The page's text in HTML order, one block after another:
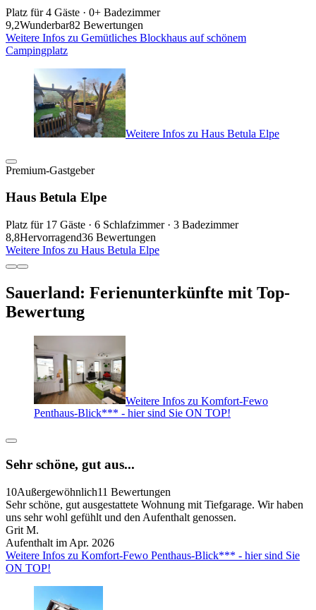
Platz für 4 Gäste · 0+ Badezimmer
9,2Wunderbar82 Bewertungen
Weitere Infos zu Gemütliches Blockhaus auf schönem
Campingplatz
Weitere Infos zu Haus Betula Elpe
Premium-Gastgeber
Haus Betula Elpe
Platz für 17 Gäste · 6 Schlafzimmer · 3 Badezimmer
8,8Hervorragend36 Bewertungen
Weitere Infos zu Haus Betula Elpe
Sauerland: Ferienunterkünfte mit Top-
Bewertung
Weitere Infos zu Komfort-Fewo
Penthaus-Blick*** - hier sind Sie ON TOP!
Sehr schöne, gut aus...
10Außergewöhnlich11 Bewertungen
Sehr schöne, gut ausgestattete Wohnung mit Tiefgarage. Wir haben
uns sehr wohl gefühlt und den Aufenthalt genossen.
Grit M.
Aufenthalt im Apr. 2026
Weitere Infos zu Komfort-Fewo Penthaus-Blick*** - hier sind Sie
ON TOP!